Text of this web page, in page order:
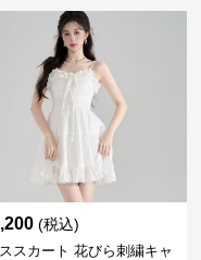
(税込)
スカート 花びら刺繍キャ